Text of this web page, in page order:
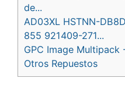
de...
AD03XL HSTNN-
855 921409-271...
GPC Image
Otros Repuestos